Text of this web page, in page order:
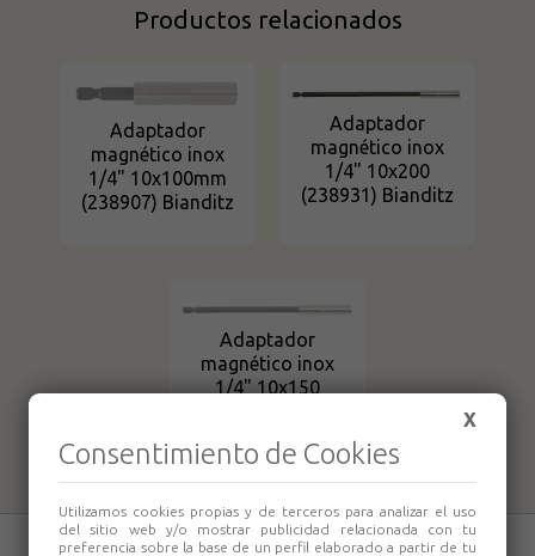
Productos relacionados
Adaptador
magnético inox
1/4" 10x100mm
(238907) Bianditz
Adaptador
magnético inox
1/4" 10x200
(238931) Bianditz
Adaptador
magnético inox
1/4" 10x150
X
Consentimiento de Cookies
Utilizamos cookies propias y de terceros para analizar el uso
del sitio web y/o mostrar publicidad relacionada con tu
preferencia sobre la base de un perfil elaborado a partir de tu